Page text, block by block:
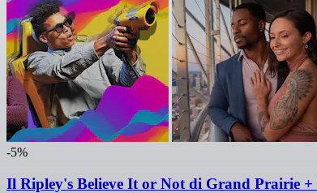
-5%
Il Ripley's Believe It or Not di Grand Prairie